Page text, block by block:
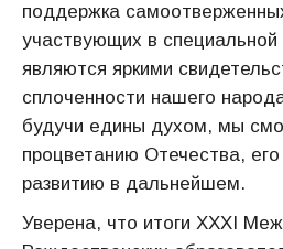
поддержка
участвующих в специальной
являются яркими
сплоченности нашего
будучи едины духом, мы
процветанию Отечества,
развитию в дальнейшем.
Уверена, что итоги XXXI